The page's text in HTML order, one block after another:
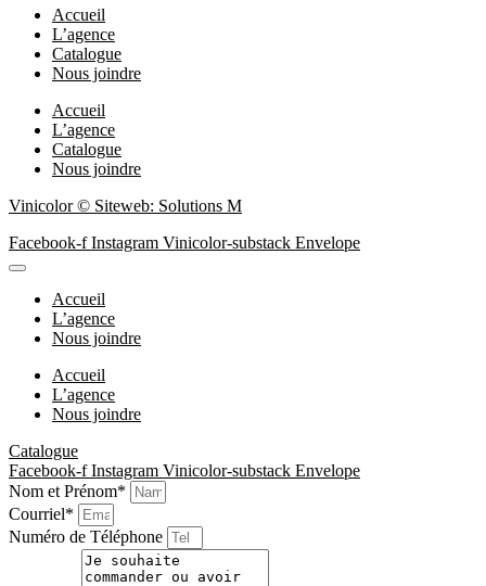
Accueil
L’agence
Catalogue
Nous joindre
Accueil
L’agence
Catalogue
Nous joindre
Vinicolor © Siteweb: Solutions M
Facebook-f Instagram Vinicolor-substack Envelope
Accueil
L’agence
Nous joindre
Accueil
L’agence
Nous joindre
Catalogue
Facebook-f Instagram Vinicolor-substack Envelope
Nom et Prénom*
Courriel*
Numéro de Téléphone